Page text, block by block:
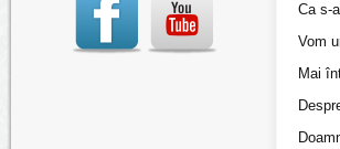
Ca s-
Vom
Mai